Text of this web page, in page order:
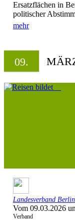
Ersatzflächen in
politischer
mehr
09.
Landesverband
Vom 09.03.2026
Verband